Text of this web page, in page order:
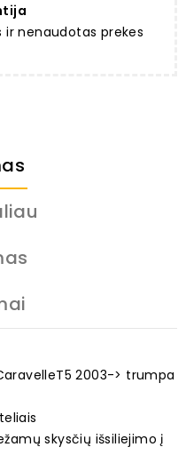
ir nenaudotas prekes
2003-> trumpa
skysčių išsiliejimo į